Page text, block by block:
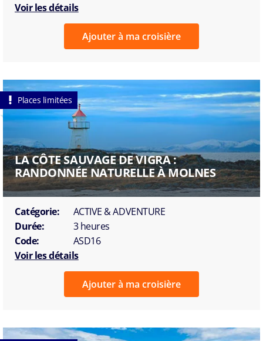
Voir les détails
Ajouter à ma croisière
Places limitées
LA CÔTE SAUVAGE DE VIGRA :
RANDONNÉE NATURELLE À MOLNES
Catégorie:
ACTIVE & ADVENTURE
Durée:
3 heures
Code:
ASD16
Voir les détails
Ajouter à ma croisière